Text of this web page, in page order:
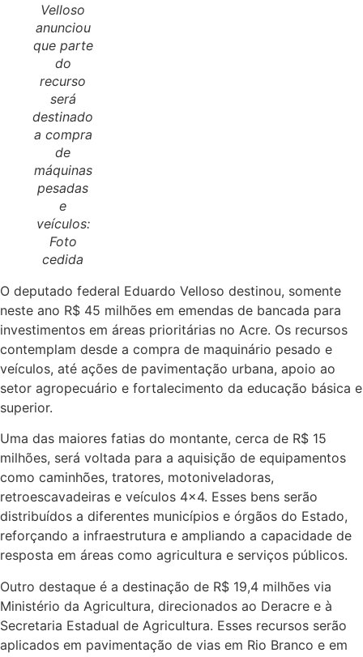
Velloso
anunciou
que parte
do
recurso
será
destinado
a compra
de
máquinas
pesadas
e
veículos:
Foto
cedida
O deputado federal Eduardo Velloso destinou, somente
neste ano R$ 45 milhões em emendas de bancada para
investimentos em áreas prioritárias no Acre. Os recursos
contemplam desde a compra de maquinário pesado e
veículos, até ações de pavimentação urbana, apoio ao
setor agropecuário e fortalecimento da educação básica e
superior.
Uma das maiores fatias do montante, cerca de R$ 15
milhões, será voltada para a aquisição de equipamentos
como caminhões, tratores, motoniveladoras,
retroescavadeiras e veículos 4×4. Esses bens serão
distribuídos a diferentes municípios e órgãos do Estado,
reforçando a infraestrutura e ampliando a capacidade de
resposta em áreas como agricultura e serviços públicos.
Outro destaque é a destinação de R$ 19,4 milhões via
Ministério da Agricultura, direcionados ao Deracre e à
Secretaria Estadual de Agricultura. Esses recursos serão
aplicados em pavimentação de vias em Rio Branco e em